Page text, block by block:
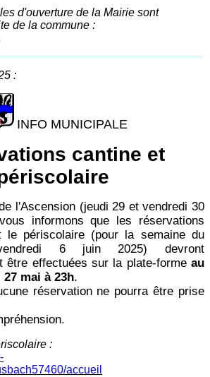
d'ouverture de la Mairie sont
de la commune :
:
INFO MUNICIPALE
cantine et
l'Ascension (jeudi 29 et vendredi 30
informons que les réservations
le périscolaire (pour la semaine du
6 juin 2025) devront
être effectuées sur la plate-formeau
mai à 23h.
réservation ne pourra être prise
:
accueil